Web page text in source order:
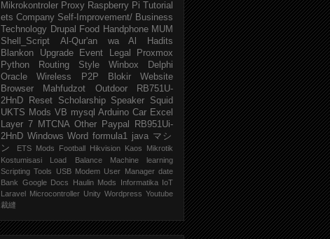
Mikrokontroler Proxy Raspberry Pi
Tutorial
ets Company Self-Improvement/ Business
Technology Drupal Food Handphone MUM
Shell_Script
Al-Qur'an wa Al Hadits
Blankon
Upgrade Event Legal
Proxmox
Python
Routing Style Winbox
Delphi
Oracle
Wireless P2P
Blokir Website
Browser
Mahfudzot Outdoor
RB751U-
2HnD
Reset Scholarship Speaker
Squid
UKTS Mods VB mysql Arduino Car Excel
Layer 7
MTCNA Other Paypal
RB951Ui-
2HnD Windows Word formula1 java マシ
ン
ETS Mods Football Hikvision Kaos Mikrotik
Kostumisasi
Load Balance
Machine learning
Scripting Tools USB Modem User Manager date
Bank Google Docs Haulin Mods Informatika IoT
Laravel Microcontroller Unity Wordpress Youtube
裁縫